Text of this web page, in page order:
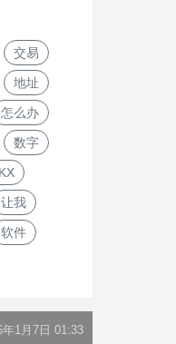
交易
地址
怎么办
数字
让我
软件
年1月7日 01:33